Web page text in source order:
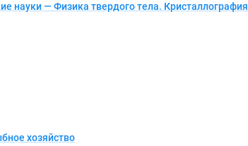
науки — Физика твердого тела. Кристаллография
хозяйство